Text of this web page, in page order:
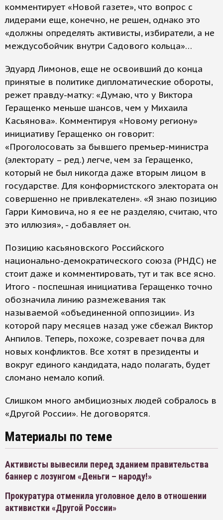
комментирует «Новой газете», что вопрос с
лидерами еще, конечно, не решен, однако это
«должны определять активисты, избиратели, а не
междусобойчик внутри Садового кольца»…
Эдуард Лимонов, еще не освоивший до конца
принятые в политике дипломатические обороты,
режет правду-матку: «Думаю, что у Виктора
Геращенко меньше шансов, чем у Михаила
Касьянова». Комментируя «Новому региону»
инициативу Геращенко он говорит:
«Проголосовать за бывшего премьер-министра
(электорату – ред.) легче, чем за Геращенко,
который не был никогда даже вторым лицом в
государстве. Для конформистского электората он
совершенно не привлекателен». «Я знаю позицию
Гарри Кимовича, но я ее не разделяю, считаю, что
это иллюзия», - добавляет он.
Позицию касьяновского Российского
национально-демократического союза (РНДС) не
стоит даже и комментировать, тут и так все ясно.
Итого - поспешная инициатива Геращенко точно
обозначила линию размежевания так
называемой «объединенной оппозиции». Из
которой пару месяцев назад уже сбежал Виктор
Анпилов. Теперь, похоже, созревает почва для
новых конфликтов. Все хотят в президенты и
вокруг единого кандидата, надо полагать, будет
сломано немало копий.
Слишком много амбициозных людей собралось в
«Другой России». Не договорятся.
Материалы по теме
Активисты вывесили перед зданием правительства
баннер с лозунгом «Деньги – народу!»
Прокуратура отменила уголовное дело в отношении
активистки «Другой России»